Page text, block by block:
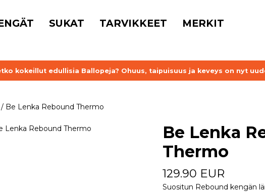
SUKAT TARVIKKEET
MERKIT
kokeillut edullisia Ballopeja? Ohuus, taipuisuus ja keveys on nyt
/ Be Lenka Rebound Thermo
Be Lenka
Thermo
129.90 EUR
Suositun Rebound kengän